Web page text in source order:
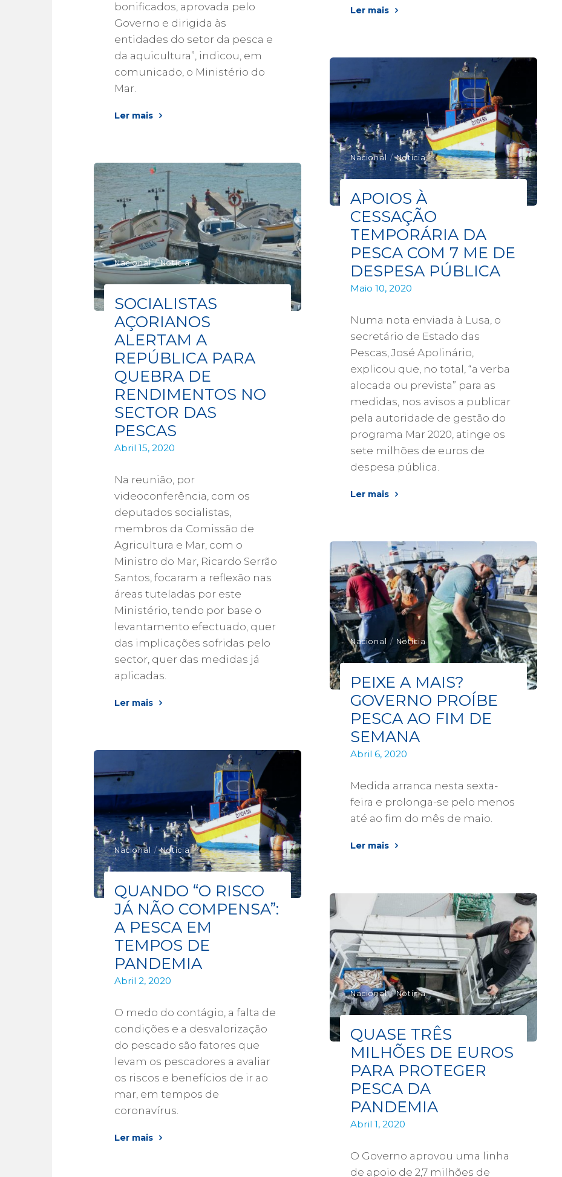
Ler mais
bonificados, aprovada pelo
Governo e dirigida às
entidades do setor da pesca e
da aquicultura”, indicou, em
comunicado, o Ministério do
Mar.
Ler mais
Nacional / Notícia
APOIOS À
CESSAÇÃO
TEMPORÁRIA DA
PESCA COM 7 ME DE
DESPESA PÚBLICA
Maio 10, 2020
Numa nota enviada à Lusa, o
secretário de Estado das
Pescas, José Apolinário,
explicou que, no total, “a verba
alocada ou prevista” para as
medidas, nos avisos a publicar
pela autoridade de gestão do
programa Mar 2020, atinge os
sete milhões de euros de
despesa pública.
Ler mais
Nacional / Notícia
SOCIALISTAS
AÇORIANOS
ALERTAM A
REPÚBLICA PARA
QUEBRA DE
RENDIMENTOS NO
SECTOR DAS
PESCAS
Abril 15, 2020
Na reunião, por
videoconferência, com os
deputados socialistas,
membros da Comissão de
Agricultura e Mar, com o
Ministro do Mar, Ricardo Serrão
Santos, focaram a reflexão nas
áreas tuteladas por este
Ministério, tendo por base o
levantamento efectuado, quer
das implicações sofridas pelo
sector, quer das medidas já
aplicadas.
Ler mais
Nacional / Notícia
PEIXE A MAIS?
GOVERNO PROÍBE
PESCA AO FIM DE
SEMANA
Abril 6, 2020
Medida arranca nesta sexta-
feira e prolonga-se pelo menos
até ao fim do mês de maio.
Ler mais
Nacional / Notícia
QUANDO “O RISCO
JÁ NÃO COMPENSA”:
A PESCA EM
TEMPOS DE
PANDEMIA
Abril 2, 2020
O medo do contágio, a falta de
condições e a desvalorização
do pescado são fatores que
levam os pescadores a avaliar
os riscos e benefícios de ir ao
mar, em tempos de
coronavírus.
Ler mais
Nacional / Notícia
QUASE TRÊS
MILHÕES DE EUROS
PARA PROTEGER
PESCA DA
PANDEMIA
Abril 1, 2020
O Governo aprovou uma linha
de apoio de 2,7 milhões de